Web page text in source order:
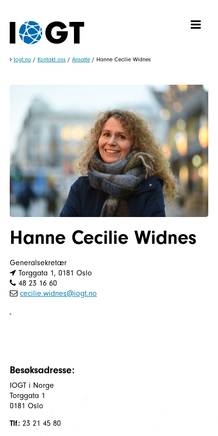
Iogt.no / Kontakt oss / Ansatte / Hanne Cecilie Widnes
Hanne Cecilie Widnes
Generalsekretær
Torggata 1, 0181 Oslo
48 23 16 60
cecilie.widnes@iogt.no
-
Besøksadresse:
IOGT i Norge
Torggata 1
0181 Oslo
Tlf: 23 21 45 80